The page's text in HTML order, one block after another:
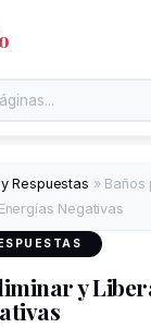
Respuestas » Baños
Negativas
y